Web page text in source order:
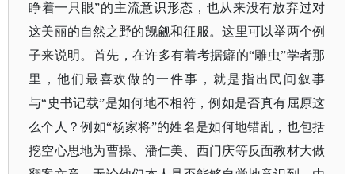
睁着一只眼”的主流意识形态，也从来没有放弃过对
这美丽的自然之野的觊觎和征服。这里可以举两个例
子来说明。首先，在许多有着考据癖的“雕虫”学者那
里，他们最喜欢做的一件事，就是指出民间叙事
与“史书记载”是如何地不相符，例如是否真有屈原这
么个人？例如“杨家将”的姓名是如何地错乱，也包括
挖空心思地为曹操、潘仁美、西门庆等反面教材大做